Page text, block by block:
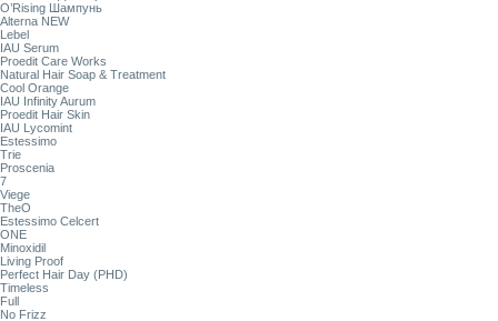
O’Rising Шампунь
Alterna NEW
Lebel
IAU Serum
Proedit Care Works
Natural Hair Soap & Treatment
Cool Orange
IAU Infinity Aurum
Proedit Hair Skin
IAU Lycomint
Estessimo
Trie
Proscenia
7
Viege
TheO
Estessimo Celcert
ONE
Minoxidil
Living Proof
Perfect Hair Day (PHD)
Timeless
Full
No Frizz